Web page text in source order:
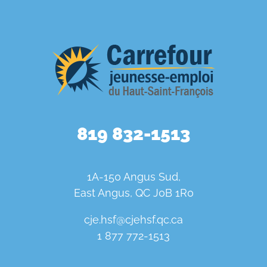
819 832-1513
1A-150 Angus Sud,
East Angus, QC J0B 1R0
cje.hsf@cjehsf.qc.ca
1 877 772-1513